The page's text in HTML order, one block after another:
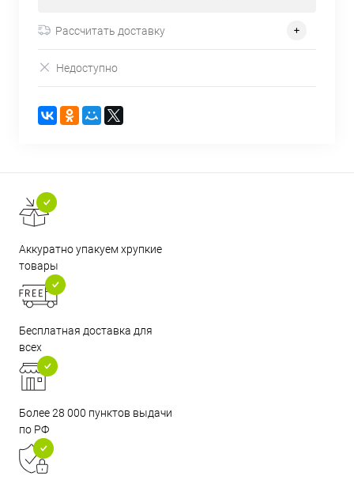
Рассчитать доставку
Недоступно
Аккуратно упакуем хрупкие
товары
Бесплатная доставка для
всех
Более 28 000 пунктов выдачи
по РФ